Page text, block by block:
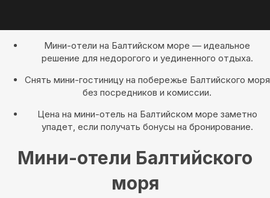
Мини-отели на Балтийском море — идеальное
решение для недорогого и уединенного отдыха.
Снять мини-гостиницу на побережье Балтийского моря
без посредников и комиссии.
Цена на мини-отель на Балтийском море заметно
упадет, если получать бонусы на бронирование.
Мини-отели Балтийского
моря